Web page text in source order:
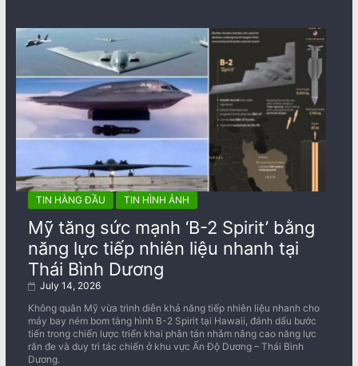
TIN HÀNG ĐẦU TIN HÌNH ẢNH
Mỹ tăng sức mạnh ‘B-2 Spirit’ bằng
năng lực tiếp nhiên liệu nhanh tại
Thái Bình Dương
July 14, 2026
Không quân Mỹ vừa trình diễn khả năng tiếp nhiên liệu nhanh cho
máy bay ném bom tàng hình B-2 Spirit tại Hawaii, đánh dấu bước
tiến trong chiến lược triển khai phân tán nhằm nâng cao năng lực
răn đe và duy trì tác chiến ở khu vực Ấn Độ Dương – Thái Bình
Dương.